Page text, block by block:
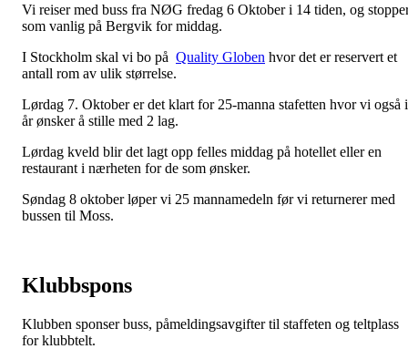
Vi reiser med buss fra NØG fredag 6 Oktober i 14 tiden, og
som vanlig på Bergvik for middag.
I Stockholm skal vi bo på Quality Globen hvor det er reservert et
antall rom av ulik størrelse.
Lørdag 7. Oktober er det klart for 25-manna stafetten hvor vi også i
år ønsker å stille med 2 lag.
Lørdag kveld blir det lagt opp felles middag på hotellet eller en
restaurant i nærheten for de som ønsker.
Søndag 8 oktober løper vi 25 mannamedeln før vi returnerer med
bussen til Moss.
Klubbspons
Klubben sponser buss, påmeldingsavgifter til staffeten og teltplass
for klubbtelt.